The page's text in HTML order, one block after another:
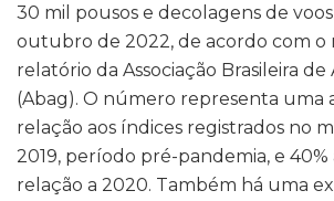
30 mil pousos e decolagens de
outubro de 2022, de acordo com o
relatório da Associação Brasileira de
(Abag). O número representa uma
relação aos índices registrados no
2019, período pré-pandemia, e 40%
relação a 2020. Também há uma